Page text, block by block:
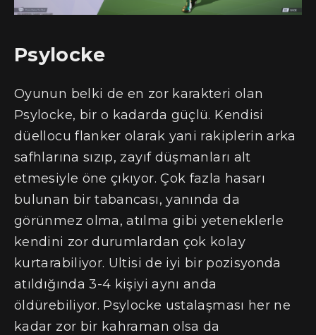
Psylocke
Oyunun belki de en zor karakteri olan
Psylocke, bir o kadarda güçlü. Kendisi
düellocu flanker olarak yani rakiplerin arka
safhlarına sızıp, zayıf düşmanları alt
etmesiyle öne çıkıyor. Çok fazla hasarı
bulunan bir tabancası, yanında da
görünmez olma, atılma gibi yeteneklerle
kendini zor durumlardan çok kolay
kurtarabiliyor. Ultisi de iyi bir pozisyonda
atıldığında 3-4 kişiyi aynı anda
öldürebiliyor. Psylocke ustalaşması her ne
kadar zor bir kahraman olsa da